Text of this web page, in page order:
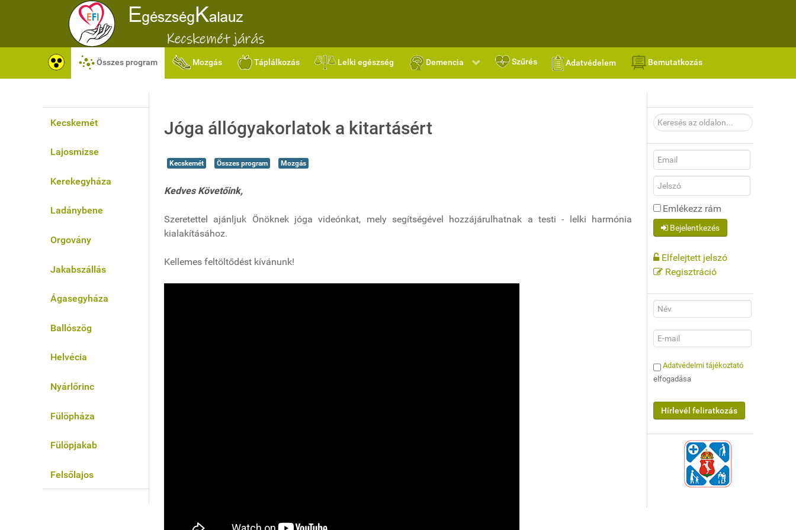
Összes program Mozgás Táplálkozás Lelki egészség Demencia Szűrés Adatvédelem Bemutatkozás
Kecskemét
Lajosmizse
Kerekegyháza
Ladánybene
Orgovány
Jakabszállás
Ágasegyháza
Ballószög
Helvécia
Nyárlőrinc
Fülöpháza
Fülöpjakab
Felsőlajos
Jóga állógyakorlatok a kitartásért
Kecskemét Összes program Mozgás
Kedves Követőink,
Szeretettel ajánljuk Önöknek jóga videónkat, mely segítségével hozzájárulhatnak a testi - lelki harmónia
kialakításához.
Kellemes feltöltődést kívánunk!
Keresés
az
oldalon...
Emlékezz rám
Bejelentkezés
Elfelejtett jelszó
Regisztráció
Adatvédelmi tájékoztató
elfogadása